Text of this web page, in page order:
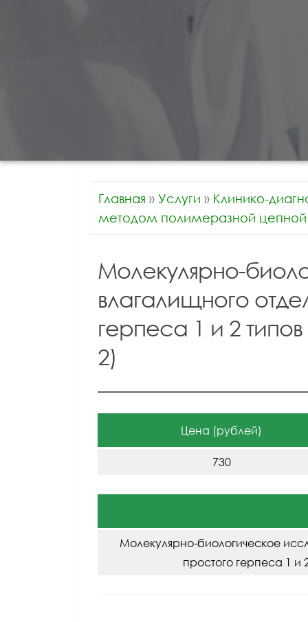
Главная » Услуги » Клинико-
методом полимеразной
Молекулярно-
влагалищного
герпеса 1 и 2
2)
Цена (рублей)
730
Молекулярно-биологическое
простого герпеса 1 и